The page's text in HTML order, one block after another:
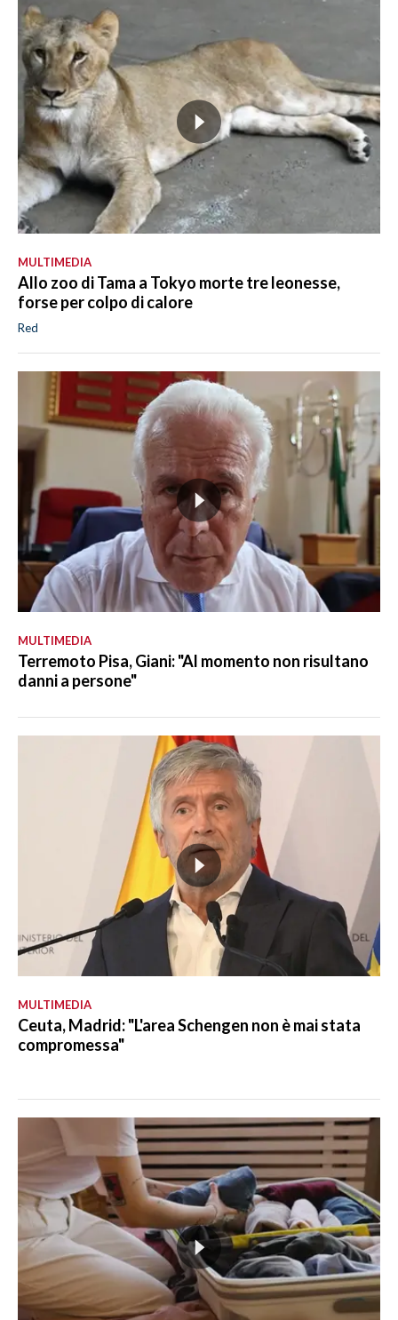
MULTIMEDIA
Allo zoo di Tama a Tokyo morte tre leonesse,
forse per colpo di calore
Red
MULTIMEDIA
Terremoto Pisa, Giani: "Al momento non risultano
danni a persone"
MULTIMEDIA
Ceuta, Madrid: "L'area Schengen non è mai stata
compromessa"